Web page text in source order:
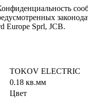
Europe Sprl, JCB.
TOKOV ELECTRIC
0.18 кв.мм
Цвет